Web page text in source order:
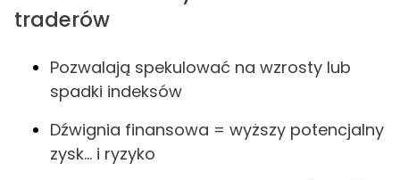
traderów
Pozwalają spekulować na wzrosty lub
spadki indeksów
Dźwignia finansowa = wyższy potencjalny
zysk… i ryzyko